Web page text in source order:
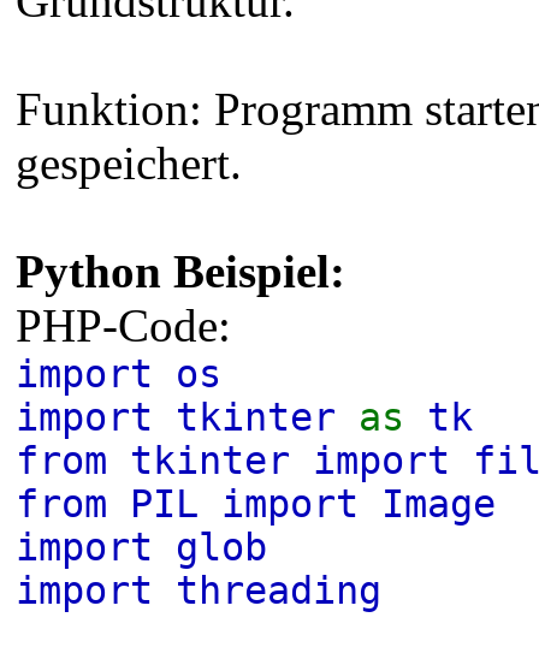
Funktion: Programm
gespeichert.
Python Beispiel:
PHP-Code:
import os
import tkinter as tk
from tkinter import
from PIL import Image
import glob
import threading